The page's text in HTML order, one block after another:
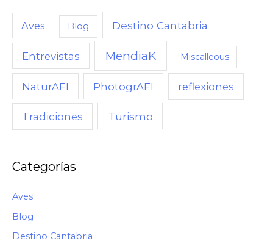
A
D
M
Aves Blog Destino Cantabria
Entrevistas MendiaK Miscalleous
NaturAFI PhotogrAFI reflexiones
Tradiciones Turismo
Categorías
Aves
Blog
Destino Cantabria